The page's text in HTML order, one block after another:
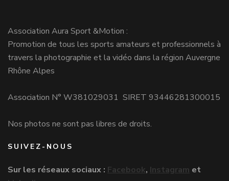
Association Aura Sport &Motion :
Promotion de tous les sports amateurs et professionnels à
travers la photographie et la vidéo dans la région Auvergne
Rhône Alpes
Association N° W381029031 SIRET 93446281300015
Nos photos ne sont pas libres de droits.
SUIVEZ-NOUS
Sur les réseaux sociaux : Facebook, Instagram et